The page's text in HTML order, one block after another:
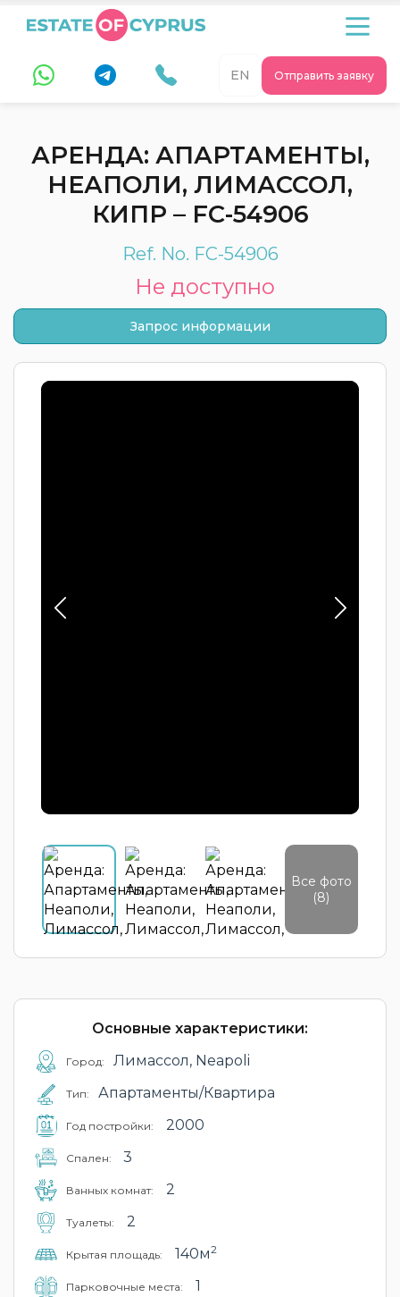
Отправить заявку
EN
АРЕНДА: АПАРТАМЕНТЫ,
НЕАПОЛИ, ЛИМАССОЛ,
КИПР – FC-54906
Ref. No. FC-54906
Не доступно
Запрос информации
Все фото
(8)
Основные характеристики:
Город: Лимассол, Neapoli
Тип: Апартаменты/Квартира
Год постройки: 2000
Cпален: 3
Ванных комнат: 2
Туалеты: 2
Крытая площадь: 140м2
Парковочные места: 1